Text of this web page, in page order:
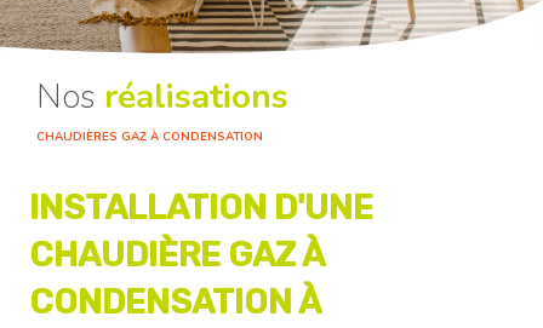
Nos réalisations
CHAUDIÈRES GAZ À CONDENSATION
INSTALLATION D'UNE
CHAUDIÈRE GAZ À
CONDENSATION À